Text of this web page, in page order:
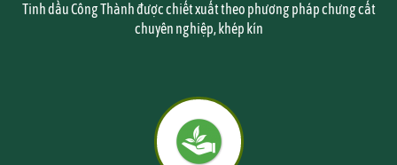
Tinh dầu Công Thành được chiết xuất theo phương pháp chưng cất
chuyên nghiệp, khép kín